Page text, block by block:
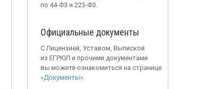
по 44-Ф3 и 223-Ф3.
Официальные документы
С Лицензией, Уставом, Выпиской
из ЕГРЮЛ и прочими документами
вы можете ознакомиться на странице
«Документы».